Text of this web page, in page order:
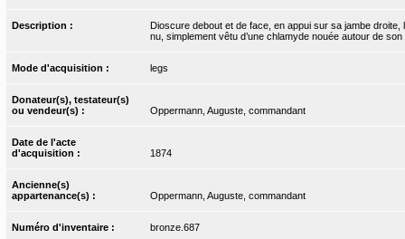
Description :
Dioscure debout et de face, en appui sur sa jambe
nu, simplement vêtu d’une chlamyde nouée autour de
Mode d'acquisition : legs
Donateur(s), testateur(s)
ou vendeur(s) :
Oppermann, Auguste, commandant
Date de l'acte
d'acquisition :
1874
Ancienne(s)
appartenance(s) :
Oppermann, Auguste, commandant
Numéro d'inventaire : bronze.687